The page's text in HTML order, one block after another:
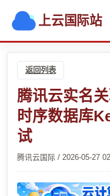
上云国际站
返回列表
腾讯云实名
时序数据库
试
腾讯云国际 / 2026-05-27